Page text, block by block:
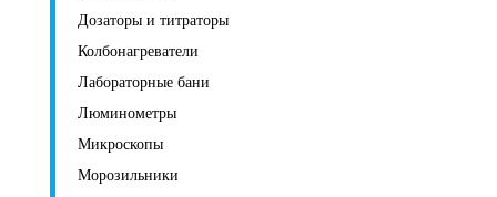
Дозаторы и титраторы
Колбонагреватели
Лабораторные бани
Люминометры
Микроскопы
Морозильники